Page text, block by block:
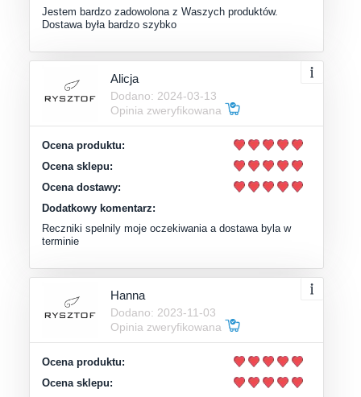
Jestem bardzo zadowolona z Waszych produktów.
Dostawa była bardzo szybko
Alicja
Dodano: 2024-03-13
Opinia zweryfikowana
Ocena produktu:
Ocena sklepu:
Ocena dostawy:
Dodatkowy komentarz:
Reczniki spelnily moje oczekiwania a dostawa byla w
terminie
Hanna
Dodano: 2023-11-03
Opinia zweryfikowana
Ocena produktu:
Ocena sklepu: